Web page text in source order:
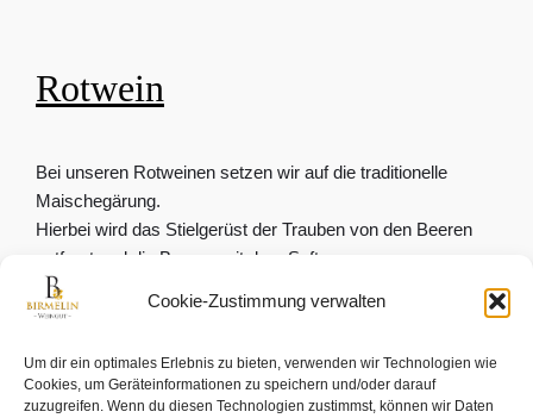
Cookie-Zustimmung verwalten
Um dir ein optimales Erlebnis zu bieten, verwenden wir Technologien wie
Cookies, um Geräteinformationen zu speichern und/oder darauf
zuzugreifen. Wenn du diesen Technologien zustimmst, können wir Daten
Rotwein
Bei unseren Rotweinen setzen wir auf die traditionelle
Maischegärung.
Hierbei wird das Stielgerüst der Trauben von den Beeren
entfernt und die Beeren mit dem Saft zusammen vergoren.
So entstehen vollmundige und ausdrucksstarke Rotweine
mit langem Reifepotential, wie unser
piltzwiederstandsfähige Sorte (Piwi)Cabertin